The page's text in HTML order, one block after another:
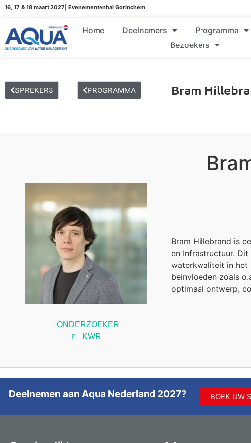
16, 17 & 18 maart 2027| Evenementenhal Gorinchem
Home Deelnemers Programma
Bezoekers
SPREKERS PROGRAMMA Bram
ONDERZOEKER
KWR
Bram Hillebrand is
en Infrastructuur.
waterkwaliteit in het
beinvloeden zoals
optimaal ontwerp,
Deelnemen aan Aqua Nederland 2027? BOEK UW